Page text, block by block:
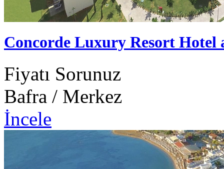
Concorde Luxury Resort Hotel
Fiyatı Sorunuz
Bafra / Merkez
İncele